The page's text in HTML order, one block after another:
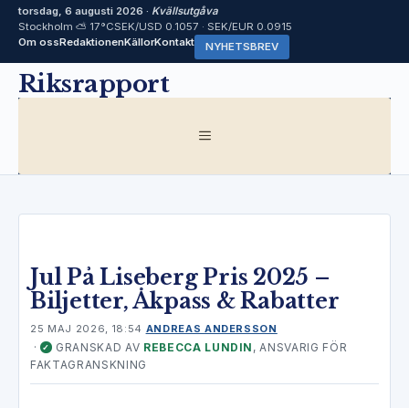
torsdag, 6 augusti 2026 · Kvällsutgåva
Stockholm ⛅ 17°CSEK/USD 0.1057 · SEK/EUR 0.0915
Om ossRedaktionenKällorKontakt NYHETSBREV
HoppaRiksrapport
MENY
Jul På Liseberg Pris 2025 –
Biljetter, Åkpass & Rabatter
25 MAJ 2026, 18:54 ANDREAS ANDERSSON
· ✓ GRANSKAD AV REBECCA LUNDIN , ANSVARIG FÖR
FAKTAGRANSKNING